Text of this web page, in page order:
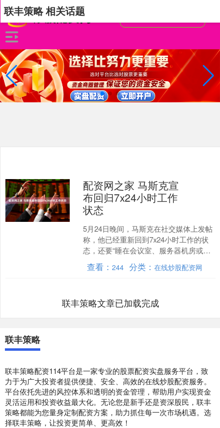
联丰策略 相关话题
配资网之家 马斯克宣
布回归7x24小时工作
状态
5月24日晚间，马斯克在社交媒体上发帖
称，他已经重新回到7x24小时工作的状
态，还要“睡在会议室、服务器机房或工
厂里”。马斯克称：“我必须全神贯注于
X/xAI和....
查看： 244 分类： 在线炒股配资网
联丰策略文章已加载完成
联丰策略
联丰策略配资114平台是一家专业的股票配资实盘服务平台，致
力于为广大投资者提供便捷、安全、高效的在线炒股配资服务。
平台依托先进的风控体系和透明的资金管理，帮助用户实现资金
灵活运用和投资收益最大化。无论您是新手还是资深股民，联丰
策略都能为您量身定制配资方案，助力抓住每一次市场机遇。选
择联丰策略，让投资更简单、更高效！